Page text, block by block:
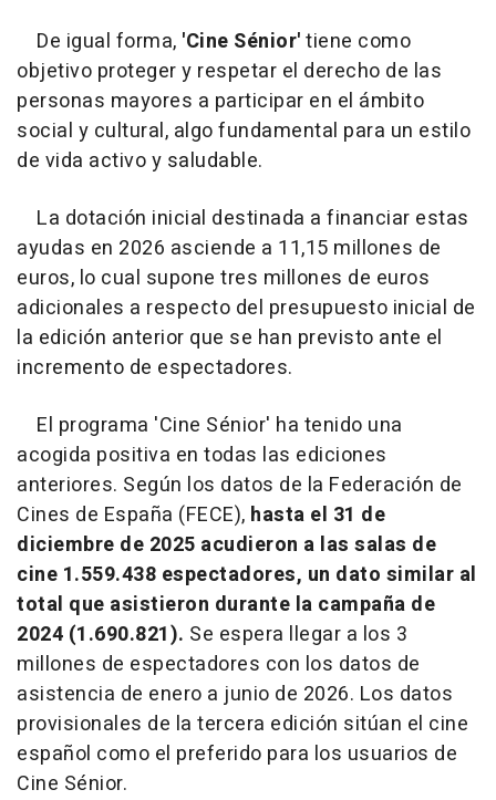
De igual forma, 'Cine Sénior'tiene como
objetivo proteger y respetar el derecho de las
personas mayores a participar en el ámbito
social y cultural, algo fundamental para un estilo
de vida activo y saludable.
La dotación inicial destinada a financiar estas
ayudas en 2026 asciende a 11,15 millones de
euros, lo cual supone tres millones de euros
adicionales a respecto del presupuesto inicial de
la edición anterior que se han previsto ante el
incremento de espectadores.
El programa 'Cine Sénior' ha tenido una
acogida positiva en todas las ediciones
anteriores. Según los datos de la Federación de
Cines de España (FECE), hasta el 31 de
diciembre de 2025 acudieron a las salas de
cine 1.559.438 espectadores, un dato similar al
total que asistieron durante la campaña de
2024 (1.690.821). Se espera llegar a los 3
millones de espectadores con los datos de
asistencia de enero a junio de 2026. Los datos
provisionales de la tercera edición sitúan el cine
español como el preferido para los usuarios de
Cine Sénior.